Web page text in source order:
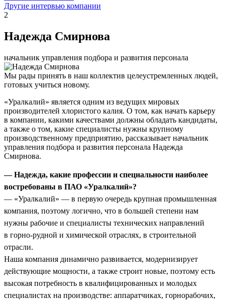
Другие интервью компании
2
Надежда Смирнова
начальник управления подбора и развития персонала
Мы рады принять в наш коллектив целеустремленных людей,
готовых учиться новому.
«Уралкалий» является одним из ведущих мировых
производителей хлористого калия. О том, как начать карьеру
в компании, какими качествами должны обладать кандидаты,
а также о том, какие специалисты нужны крупному
производственному предприятию, рассказывает начальник
управления подбора и развития персонала Надежда
Смирнова.
— Надежда, какие профессии и специальности наиболее
востребованы в ПАО «Уралкалий»?
— «Уралкалий» — в первую очередь крупная промышленная
компания, поэтому логично, что в большей степени нам
нужны рабочие и специалисты технических направлений
в горно-рудной и химической отраслях, в строительной
отрасли.
Наша компания динамично развивается, модернизирует
действующие мощности, а также строит новые, поэтому есть
высокая потребность в квалифицированных и молодых
специалистах на производстве: аппаратчиках, горнорабочих,